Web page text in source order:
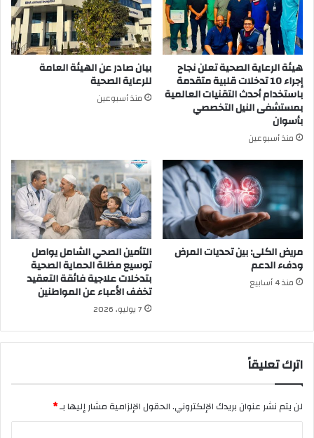
هيئة الرعاية الصحية تعلن نجاح
إجراء 10 تدخلات قلبية متقدمة
باستخدام أحدث التقنيات العالمية
بمستشفى النيل التخصصي
بأسوان
منذ أسبوعين
بيان صادر عن الهيئة العامة
للرعاية الصحية
منذ أسبوعين
مريض الكلى: بين تحديات المرض
ودفء الدعم
منذ 4 أسابيع
التأمين الصحي الشامل يواصل
توسيع مظلة الحماية الصحية
بتدخلات علاجية فائقة التعقيد
تخفف الأعباء عن المواطنين
7 يوليو، 2026
اترك تعليقاً
لن يتم نشر عنوان بريدك الإلكتروني.الحقول الإلزامية مشار إليها بـ*